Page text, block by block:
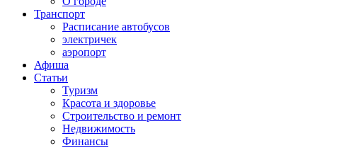
Транспорт
Расписание автобусов
электричек
аэропорт
Афиша
Статьи
Туризм
Красота и здоровье
Строительство и ремонт
Недвижимость
Финансы